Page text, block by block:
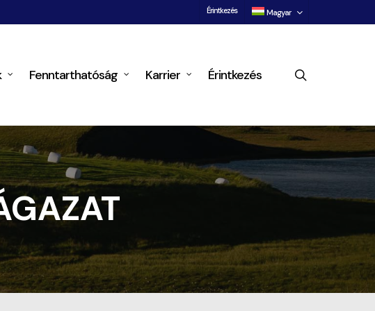
Érintkezés Magyar
Fenntarthatóság Karrier Érintkezés